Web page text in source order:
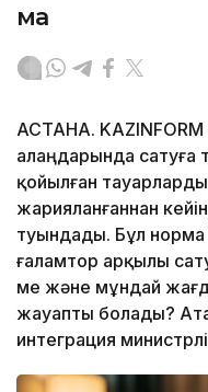
ма
АСТАНА.
алаңдарында
қойылған
жарияланғаннан
туындады. Бұл норма
ғаламтор арқылы
ме және мұндай
жауапты болады?
интеграция